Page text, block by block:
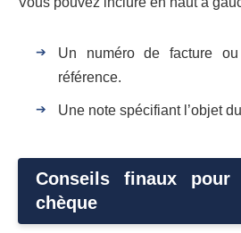
Un numéro de facture
référence.
Une note spécifiant l’objet
Conseils finaux
chèque